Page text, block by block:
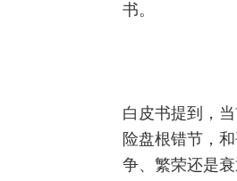
书。
白皮书提到，
险盘根错节，
争、繁荣还是